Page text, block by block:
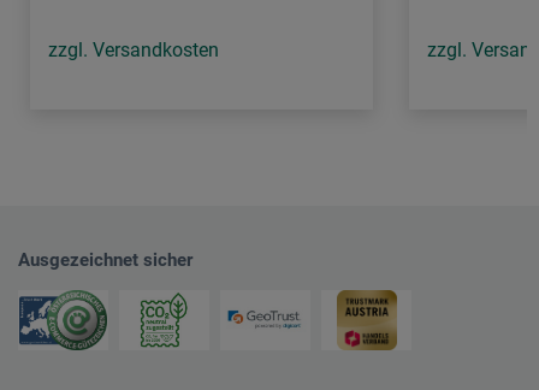
zzgl. Versandkosten zzgl.
Ausgezeichnet sicher